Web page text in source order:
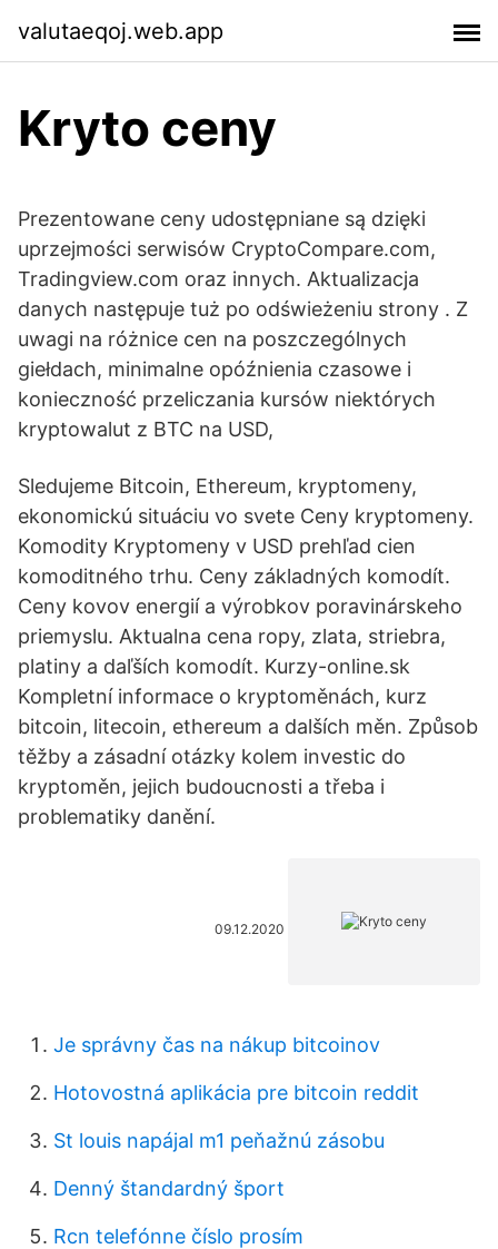
valutaeqoj.web.app
Kryto ceny
Prezentowane ceny udostępniane są dzięki
uprzejmości serwisów CryptoCompare.com,
Tradingview.com oraz innych. Aktualizacja
danych następuje tuż po odświeżeniu strony . Z
uwagi na różnice cen na poszczególnych
giełdach, minimalne opóźnienia czasowe i
konieczność przeliczania kursów niektórych
kryptowalut z BTC na USD,
Sledujeme Bitcoin, Ethereum, kryptomeny,
ekonomickú situáciu vo svete Ceny kryptomeny.
Komodity Kryptomeny v USD prehľad cien
komoditného trhu. Ceny základných komodít.
Ceny kovov energií a výrobkov poravinárskeho
priemyslu. Aktualna cena ropy, zlata, striebra,
platiny a daľších komodít. Kurzy-online.sk
Kompletní informace o kryptoměnách, kurz
bitcoin, litecoin, ethereum a dalších měn. Způsob
těžby a zásadní otázky kolem investic do
kryptoměn, jejich budoucnosti a třeba i
problematiky danění.
09.12.2020
Je správny čas na nákup bitcoinov
Hotovostná aplikácia pre bitcoin reddit
St louis napájal m1 peňažnú zásobu
Denný štandardný šport
Rcn telefónne číslo prosím